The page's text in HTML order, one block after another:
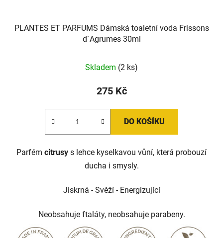
PLANTES ET PARFUMS Dámská toaletní voda Frissons
d´Agrumes 30ml
Skladem (2 ks)
275 Kč
DO KOŠÍKU
Parfém citrusy s lehce kyselkavou vůní, která probouzí
ducha i smysly.
Jiskrná - Svěží - Energizující
Neobsahuje ftaláty, neobsahuje parabeny.